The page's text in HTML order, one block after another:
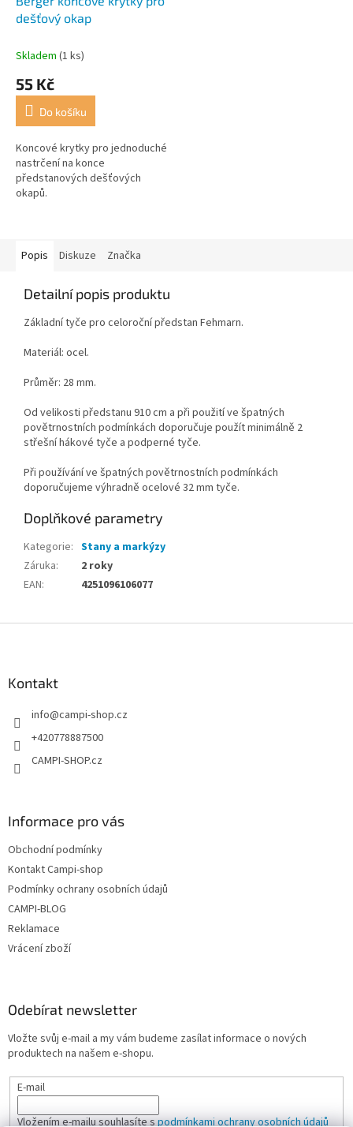
dešťový okap
Skladem (1 ks)
55 Kč
Do košíku
Koncové krytky pro jednoduché
nastrčení na konce
předstanových dešťových
okapů.
Popis Diskuze Značka
Detailní popis produktu
Základní tyče pro celoroční předstan Fehmarn.
Materiál: ocel.
Průměr: 28 mm.
Od velikosti předstanu 910 cm a při použití ve špatných
povětrnostních podmínkách doporučuje použít minimálně 2
střešní hákové tyče a podperné tyče.
Při používání ve špatných povětrnostních podmínkách
doporučujeme výhradně ocelové 32 mm tyče.
Doplňkové parametry
Kategorie: Stany a markýzy
Záruka:
2 roky
EAN: 4251096106077
Kontakt
info@campi-shop.cz
+420778887500
CAMPI-SHOP.cz
Informace pro vás
Obchodní podmínky
Kontakt Campi-shop
Podmínky ochrany osobních údajů
CAMPI-BLOG
Reklamace
Vrácení zboží
Odebírat newsletter
Vložte svůj e-mail a my vám budeme zasílat informace o nových
produktech na našem e-shopu.
E-mail
Vložením e-mailu souhlasíte spodmínkami ochrany osobních údajů